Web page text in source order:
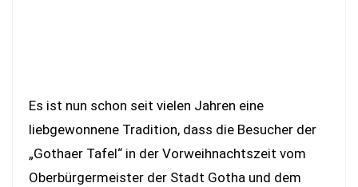
Es ist nun schon seit vielen Jahren eine
liebgewonnene Tradition, dass die Besucher der
„Gothaer Tafel“ in der Vorweihnachtszeit vom
Oberbürgermeister der Stadt Gotha und dem